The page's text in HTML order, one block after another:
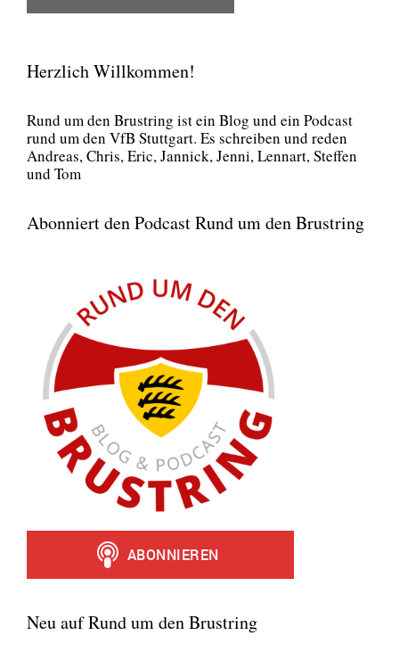
Herzlich Willkommen!
Rund um den Brust­ring ist ein Blog und ein Pod­cast
rund um den VfB Stutt­gart. Es schrei­ben und reden
Andre­as, Chris, Eric, Jan­nick, Jen­ni, Lenn­art, Stef­fen
und Tom
Abonniert den Podcast Rund um den Brustring
Neu auf Rund um den Brustring